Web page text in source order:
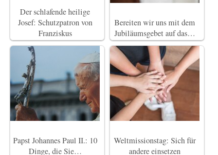
Der schlafende heilige
Josef: Schutzpatron von
Franziskus
Bereiten wir uns mit dem
Jubiläumsgebet auf das…
Papst Johannes Paul II.: 10
Dinge, die Sie…
Weltmissionstag: Sich für
andere einsetzen